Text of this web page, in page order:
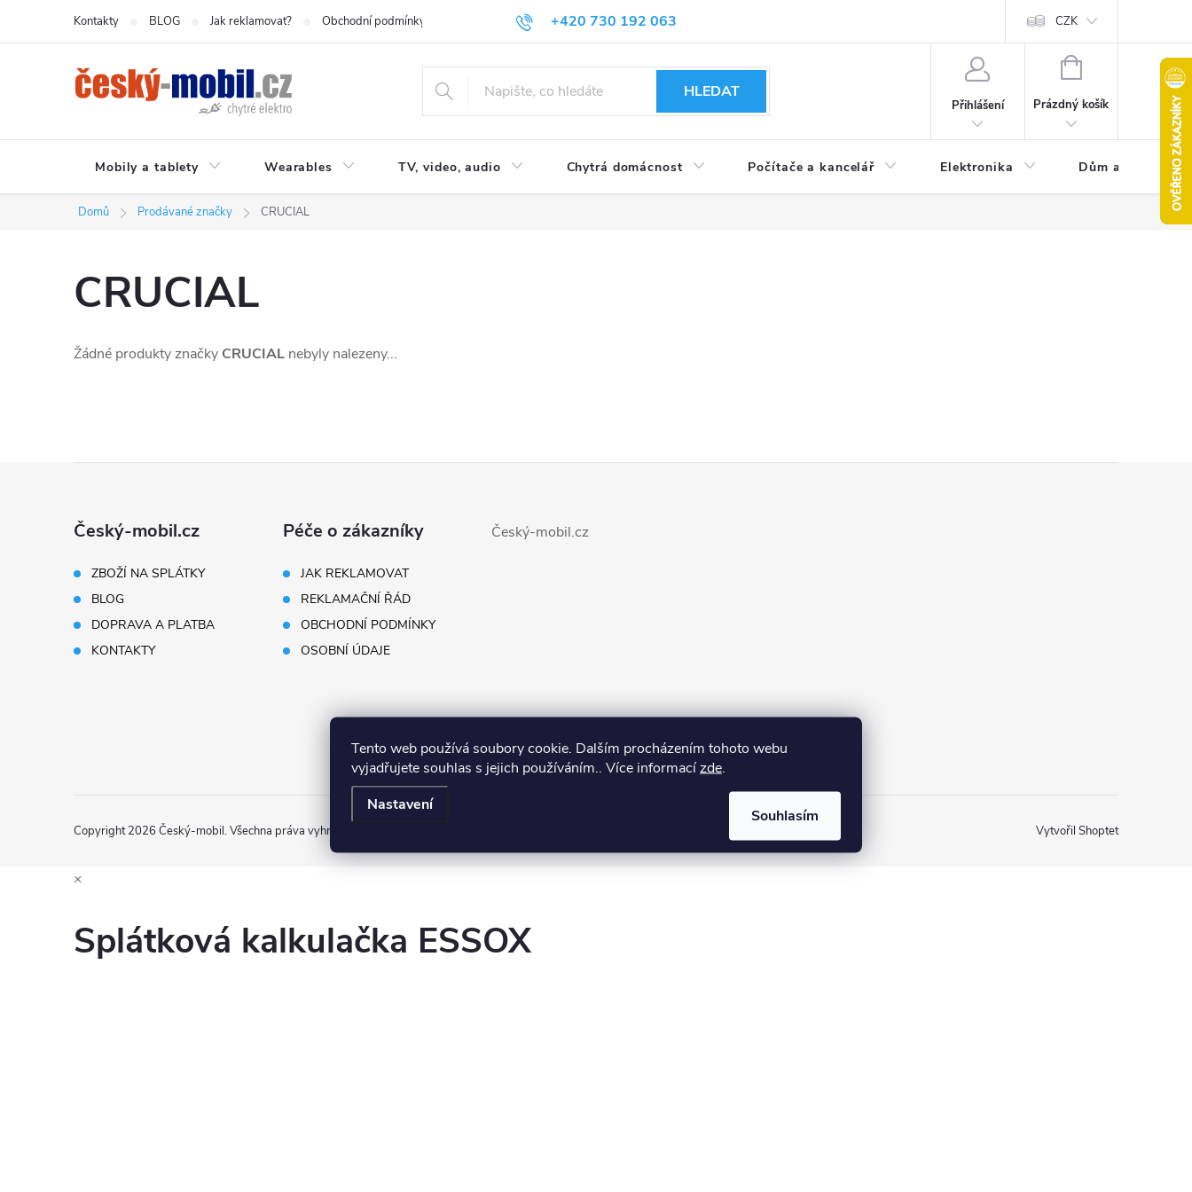
Tento web používá soubory cookie. Dalším procházením tohoto webu
vyjadřujete souhlas s jejich používáním.. Více informacízde.
Nastavení
Souhlasím
+420 730 192 063
Kontakty BLOG Jak reklamovat? Obchodní podmínky Podmínky ochrany osobních údajů CZK
HLEDAT
Přihlášení
NÁKUPNÍ
Prázdný košík
Mobily a tablety Wearables TV, video, audio Chytrá domácnost Počítače a kancelář Elektronika Dům a zahrada
Domů Prodávané značky CRUCIAL
CRUCIAL
Žádné produkty značky CRUCIAL nebyly nalezeny...
Český-mobil.cz
ZBOŽÍ NA SPLÁTKY
BLOG
DOPRAVA A PLATBA
KONTAKTY
Péče o zákazníky
JAK REKLAMOVAT
REKLAMAČNÍ ŘÁD
OBCHODNÍ PODMÍNKY
OSOBNÍ ÚDAJE
Český-mobil.cz
Vytvořil Shoptet
Copyright 2026 Český-mobil. Všechna práva vyhrazena.
×
Splátková kalkulačka ESSOX